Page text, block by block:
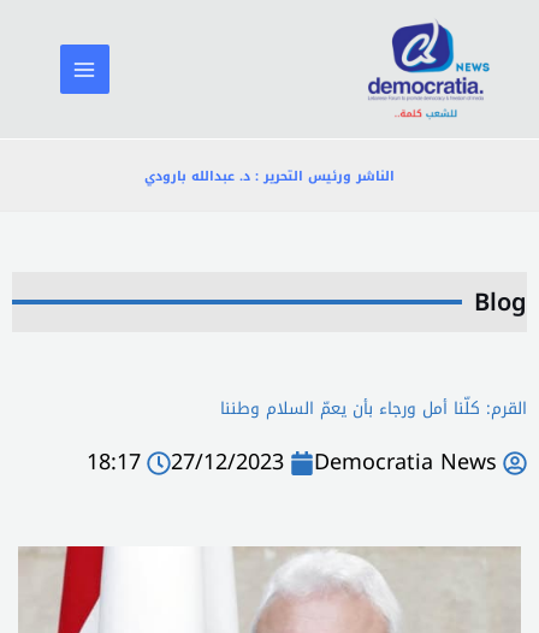
المحتوى
الناشر ورئيس التحرير : د. عبدالله بارودي
Blog
القرم: كلّنا أمل ورجاء بأن يعمّ السلام وطننا
Democratia News
27/12/2023
18:17